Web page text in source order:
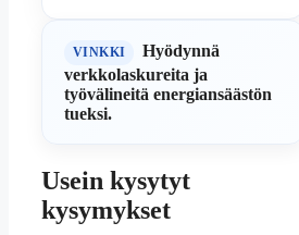
VINKKI
Hyödynnä
verkkolaskureita ja
työvälineitä energiansäästön
tueksi.
Usein kysytyt
kysymykset